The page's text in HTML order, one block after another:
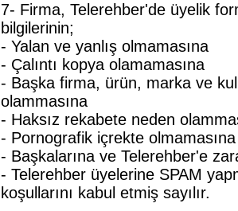
7- Firma, Telerehber'de üyelik
bilgilerinin;
- Yalan ve yanlış olmamasına
- Çalıntı kopya olamamasına
- Başka firma, ürün, marka ve
olammasına
- Haksız rekabete neden
- Pornografik içrekte olmamasına
- Başkalarına ve Telerehber'e
- Telerehber üyelerine SPAM
koşullarını kabul etmiş sayılır.